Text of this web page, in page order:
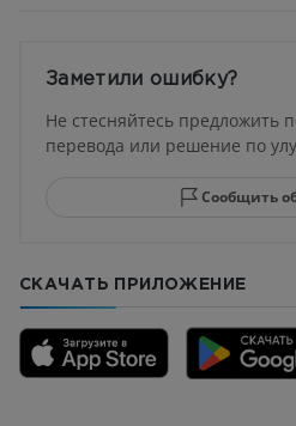
Заметили ошибку?
Не стесняйтесь предложить
перевода или решение по
Сообщить
СКАЧАТЬ ПРИЛОЖЕНИЕ